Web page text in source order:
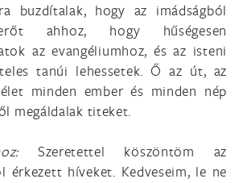
buzdítalak, hogy az imádságból
ahhoz, hogy hűségesen
az evangéliumhoz, és az isteni
tanúi lehessetek. Ő az út, az
minden ember és minden nép
megáldalak titeket.
Szeretettel köszöntöm az
érkezett híveket. Kedveseim, le ne